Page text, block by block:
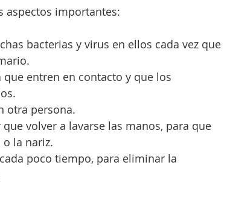
aspectos importantes:
bacterias y virus en ellos cada vez que
entren en contacto y que los
otra persona.
volver a lavarse las manos, para que
la nariz.
poco tiempo, para eliminar la